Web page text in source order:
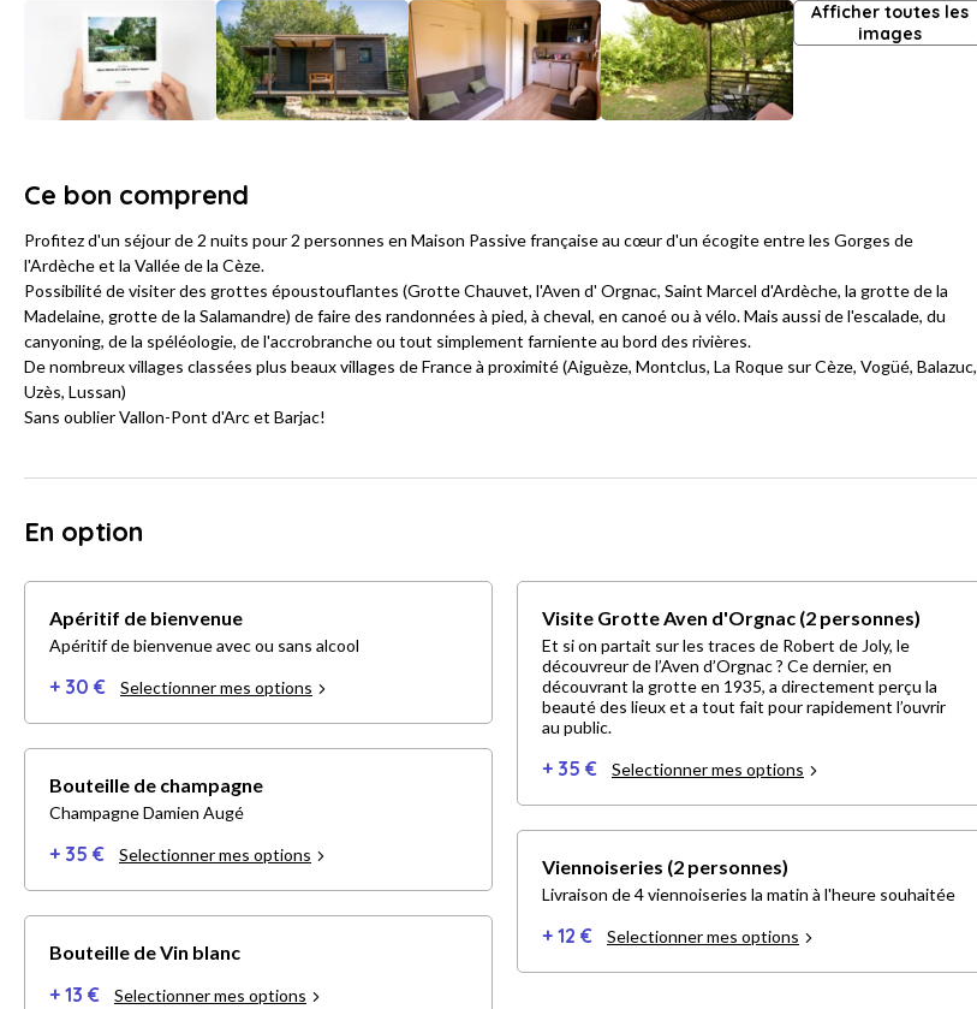
Afficher toutes les
images
Ce bon comprend
Profitez d'un séjour de 2 nuits pour 2 personnes en Maison Passive française au cœur d'un écogite entre les Gorges de
l'Ardèche et la Vallée de la Cèze.
Possibilité de visiter des grottes époustouflantes (Grotte Chauvet, l'Aven d' Orgnac, Saint Marcel d'Ardèche, la grotte de la
Madelaine, grotte de la Salamandre) de faire des randonnées à pied, à cheval, en canoé ou à vélo. Mais aussi de l'escalade, du
canyoning, de la spéléologie, de l'accrobranche ou tout simplement farniente au bord des rivières.
De nombreux villages classées plus beaux villages de France à proximité (Aiguèze, Montclus, La Roque sur Cèze, Vogüé, Balazuc,
Uzès, Lussan)
Sans oublier Vallon-Pont d'Arc et Barjac!
En option
Apéritif de bienvenue
Apéritif de bienvenue avec ou sans alcool
+ 30 € Selectionner mes options
Bouteille de champagne
Champagne Damien Augé
+ 35 € Selectionner mes options
Bouteille de Vin blanc
+ 13 € Selectionner mes options
Visite Grotte Aven d'Orgnac (2 personnes)
Et si on partait sur les traces de Robert de Joly, le
découvreur de l’Aven d’Orgnac ? Ce dernier, en
découvrant la grotte en 1935, a directement perçu la
beauté des lieux et a tout fait pour rapidement l’ouvrir
au public.
+ 35 € Selectionner mes options
Viennoiseries (2 personnes)
Livraison de 4 viennoiseries la matin à l'heure souhaitée
+ 12 € Selectionner mes options